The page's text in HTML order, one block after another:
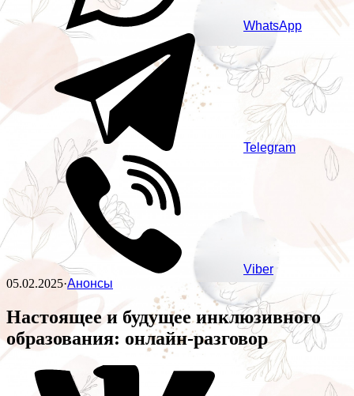
WhatsApp
Telegram
Viber
05.02.2025·Анонсы
Настоящее и будущее инклюзивного
образования: онлайн-разговор